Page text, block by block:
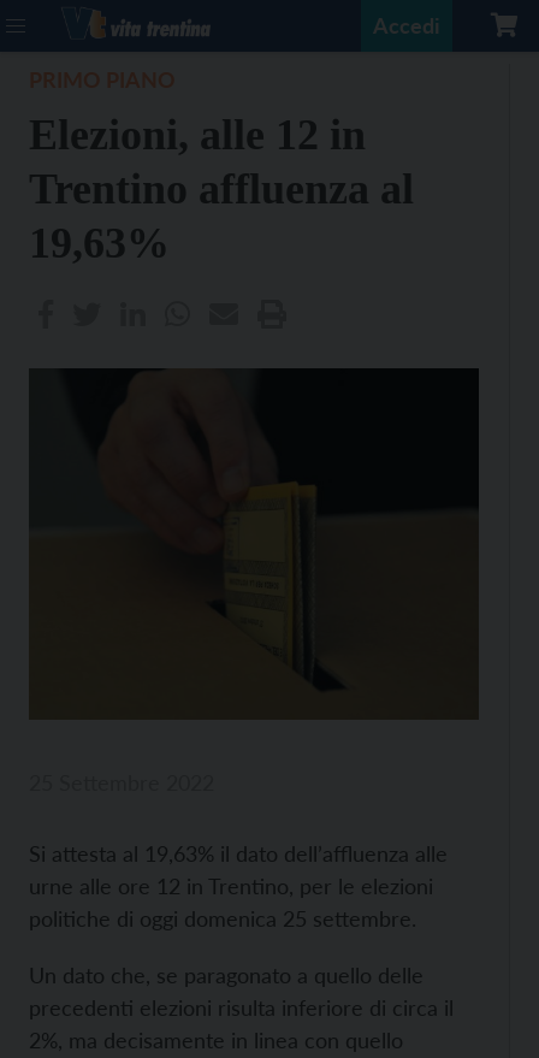
Accedi
Elezioni, alle 12 in
Trentino affluenza al
19,63%
Si attesta al 19,63% il dato dell’affluenza alle
urne alle ore 12 in Trentino, per le elezioni
politiche di oggi domenica 25 settembre.
Un dato che, se paragonato a quello delle
precedenti elezioni risulta inferiore di circa il
2%, ma decisamente in linea con quello